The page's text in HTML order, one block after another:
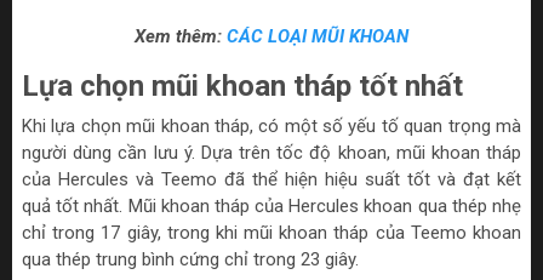
Xem thêm: CÁC LOẠI MŨI KHOAN
Lựa chọn mũi khoan tháp tốt nhất
Khi lựa chọn mũi khoan tháp, có một số yếu tố quan trọng mà
người dùng cần lưu ý. Dựa trên tốc độ khoan, mũi khoan tháp
của Hercules và Teemo đã thể hiện hiệu suất tốt và đạt kết
quả tốt nhất. Mũi khoan tháp của Hercules khoan qua thép nhẹ
chỉ trong 17 giây, trong khi mũi khoan tháp của Teemo khoan
qua thép trung bình cứng chỉ trong 23 giây.